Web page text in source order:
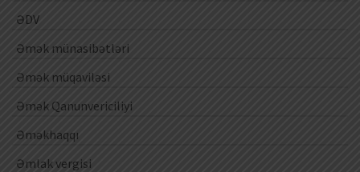
ƏDV
Əmək münasibətləri
Əmək müqaviləsi
Əmək Qanunvericiliyi
Əməkhaqqı
Əmlak vergisi